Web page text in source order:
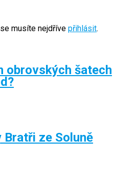
musíte nejdříve přihlásit.
obrovských šatech
Bratři ze Soluně